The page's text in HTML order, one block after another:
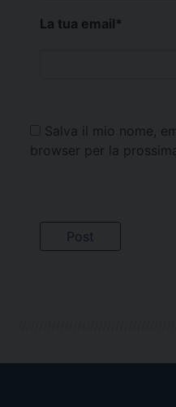
La tua email*
Salva il mio nome,
browser per la